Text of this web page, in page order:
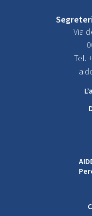
Via
Tel.